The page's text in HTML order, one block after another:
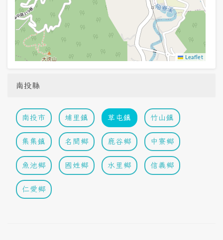
Leaflet
南投縣
南投市 埔里鎮 草屯鎮 竹山鎮
集集鎮 名間鄉 鹿谷鄉 中寮鄉
魚池鄉 國姓鄉 水里鄉 信義鄉
仁愛鄉